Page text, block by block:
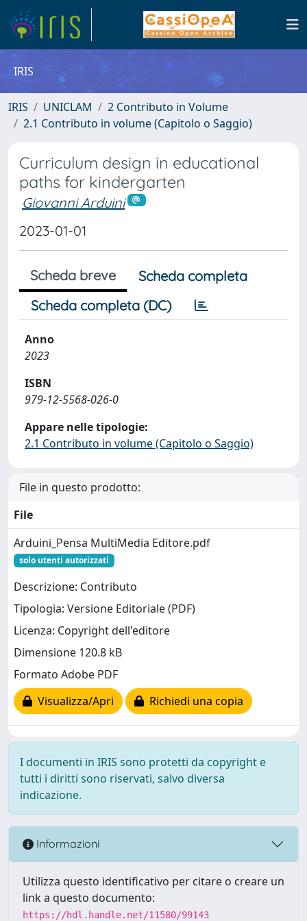
IRIS
IRIS UNICLAM
2 Contributo in Volume
2.1 Contributo in volume (Capitolo o Saggio)
Curriculum design in educational
paths for kindergarten
Giovanni Arduini
2023-01-01
Scheda breve
Scheda completa
Scheda completa (DC)
Anno
2023
ISBN
979-12-5568-026-0
Appare nelle tipologie:
2.1 Contributo in volume (Capitolo o Saggio)
File in questo prodotto:
File
Arduini_Pensa MultiMedia Editore.pdf
solo utenti autorizzati
Descrizione: Contributo
Tipologia: Versione Editoriale (PDF)
Licenza: Copyright dell'editore
Dimensione 120.8 kB
Formato Adobe PDF
Visualizza/Apri
Richiedi una copia
I documenti in IRIS sono protetti da copyright e
tutti i diritti sono riservati, salvo diversa
indicazione.
Informazioni
Utilizza questo identificativo per citare o creare un
link a questo documento:
https://hdl.handle.net/11580/99143